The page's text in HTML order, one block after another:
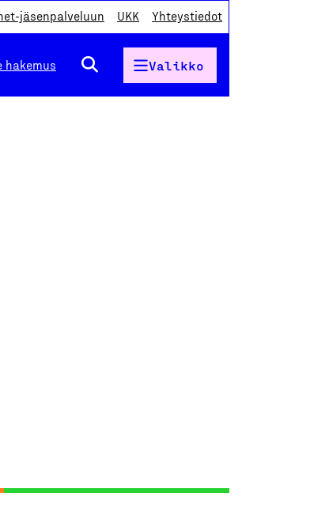
jäsenpalveluun UKK Yhteystiedot
hakemus Valikko